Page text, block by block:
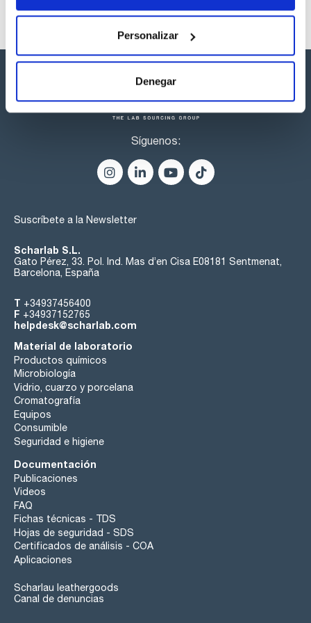
Personalizar
Denegar
Síguenos:
Suscríbete a la Newsletter
Scharlab S.L.
Gato Pérez, 33. Pol. Ind. Mas d’en Cisa E08181 Sentmenat,
Barcelona, España
T +34937456400
F +34937152765
helpdesk@scharlab.com
Material de laboratorio
Productos químicos
Microbiología
Vidrio, cuarzo y porcelana
Cromatografía
Equipos
Consumible
Seguridad e higiene
Documentación
Publicaciones
Videos
FAQ
Fichas técnicas - TDS
Hojas de seguridad - SDS
Certificados de análisis - COA
Aplicaciones
Scharlau leathergoods
Canal de denuncias